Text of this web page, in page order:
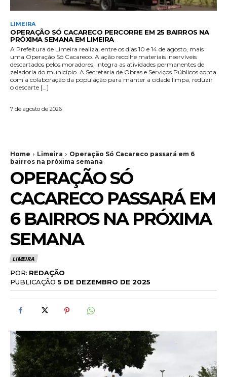
LIMEIRA
OPERAÇÃO SÓ CACARECO PERCORRE EM 25 BAIRROS NA
PRÓXIMA SEMANA EM LIMEIRA
A Prefeitura de Limeira realiza, entre os dias 10 e 14 de agosto, mais
uma Operação Só Cacareco. A ação recolhe materiais inservíveis
descartados pelos moradores, integra as atividades permanentes de
zeladoria do município. A Secretaria de Obras e Serviços Públicos conta
com a colaboração da população para manter a cidade limpa, reduzir
o descarte […]
7 de agosto de 2026